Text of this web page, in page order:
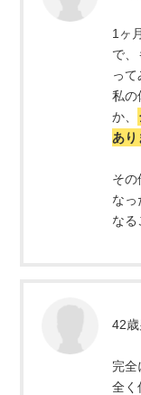
1ヶ
で、
って
私の
か、
あり
その
なっ
なる
42
完全
全く